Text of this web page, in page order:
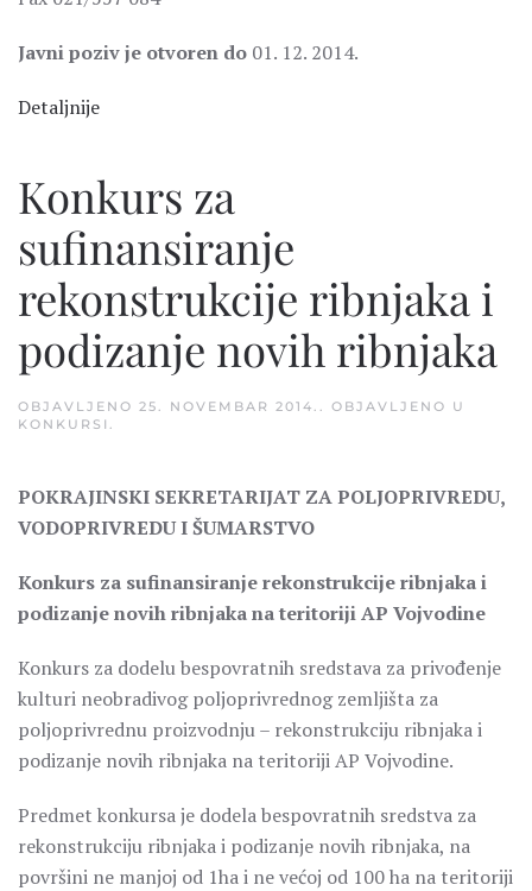
Javni poziv je otvoren do 01. 12. 2014.
Detaljnije
Konkurs za
sufinansiranje
rekonstrukcije ribnjaka i
podizanje novih ribnjaka
OBJAVLJENO 25. NOVEMBAR 2014. . OBJAVLJENO U
KONKURSI .
POKRAJINSKI SEKRETARIJAT ZA POLJOPRIVREDU,
VODOPRIVREDU I ŠUMARSTVO
Konkurs za sufinansiranje rekonstrukcije ribnjaka i
podizanje novih ribnjaka na teritoriji AP Vojvodine
Konkurs za dodelu bespovratnih sredstava za privođenje
kulturi neobradivog poljoprivrednog zemljišta za
poljoprivrednu proizvodnju – rekonstrukciju ribnjaka i
podizanje novih ribnjaka na teritoriji AP Vojvodine.
Predmet konkursa je dodela bespovratnih sredstva za
rekonstrukciju ribnjaka i podizanje novih ribnjaka, na
površini ne manjoj od 1ha i ne većoj od 100 ha na teritoriji